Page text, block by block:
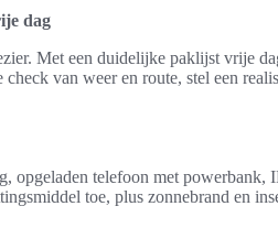
dag
Met een duidelijke paklijst vrije
van weer en route, stel een
opgeladen telefoon met
toe, plus zonnebrand en